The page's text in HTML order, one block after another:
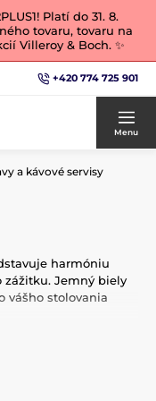
Platí do 31. 8.
tovaru, tovaru na
Villeroy & Boch. ✨
+420 774 725 901
Menu
a kávové servisy
harmóniu
zážitku. Jemný biely
vášho stolovania
listy na hladine